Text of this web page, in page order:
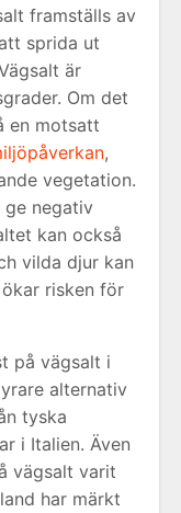
framställs av
sprida ut
är
Om det
en motsatt
,
vegetation.
ge negativ
kan också
vilda djur kan
risken för
på vägsalt i
alternativ
tyska
i Italien. Även
vägsalt varit
har märkt